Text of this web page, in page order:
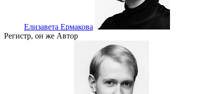
Елизавета Ермакова
Регистр, он же Автор